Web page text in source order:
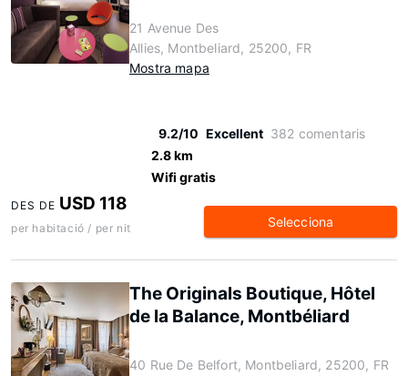
21 Avenue Des
Allies, Montbeliard, 25200, FR
Mostra mapa
9.2/10 Excellent 382 comentaris
2.8 km
Wifi gratis
DES DE USD 118
per habitació / per nit Selecciona
The Originals Boutique, Hôtel
de la Balance, Montbéliard
40 Rue De Belfort, Montbeliard, 25200, FR